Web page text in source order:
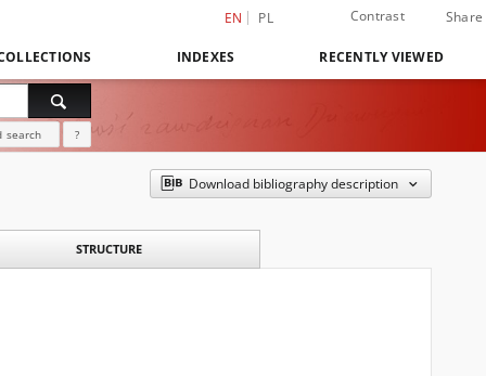
EN PL Contrast Share
INDEXES RECENTLY VIEWED
search ?
Download bibliography description
STRUCTURE